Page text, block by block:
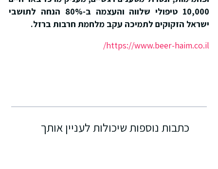
10,000 טיפולי שלווה והעצמה ב-80% הנחה לתושבי
ישראל הזקוקים לתמיכה עקב מלחמת חרבות ברזל.
https://www.beer-haim.co.il/
כתבות נוספות שיכולות לעניין אותך